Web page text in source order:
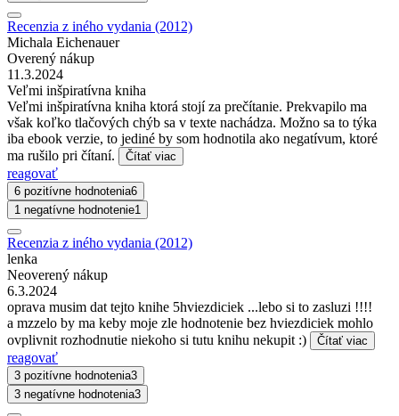
Recenzia z iného vydania (2012)
Michala Eichenauer
Overený nákup
11.3.2024
Veľmi inšpiratívna kniha
Veľmi inšpiratívna kniha ktorá stojí za prečítanie. Prekvapilo ma
však koľko tlačových chýb sa v texte nachádza. Možno sa to týka
iba ebook verzie, to jediné by som hodnotila ako negatívum, ktoré
ma rušilo pri čítaní.
Čítať viac
reagovať
6 pozitívne hodnotenia6
1 negatívne hodnotenie1
Recenzia z iného vydania (2012)
lenka
Neoverený nákup
6.3.2024
oprava musim dat tejto knihe 5hviezdiciek ...lebo si to zasluzi !!!!
a mzzelo by ma keby moje zle hodnotenie bez hviezdiciek mohlo
ovplivnit rozhodnutie niekoho si tutu knihu nekupit :)
Čítať viac
reagovať
3 pozitívne hodnotenia3
3 negatívne hodnotenia3